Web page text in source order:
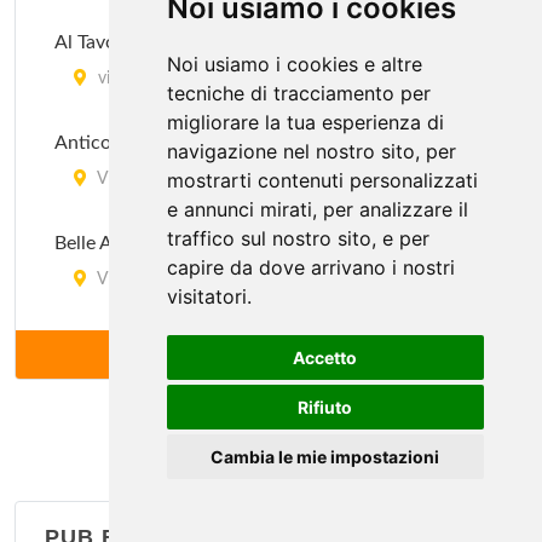
Noi usiamo i cookies
Noi usiamo i cookies e altre
tecniche di tracciamento per
migliorare la tua esperienza di
navigazione nel nostro sito, per
mostrarti contenuti personalizzati
e annunci mirati, per analizzare il
traffico sul nostro sito, e per
capire da dove arrivano i nostri
visitatori.
Accetto
Rifiuto
Cambia le mie impostazioni
via San Vitale 71, Bologna
Dal Picchio
via dell'Arcoveggio 50, Bologna
Al Tavolaccio
via Andrea Costa 114, Bologna
Antico Caffè del Corso
Via Santo Stefano 33, Bologna
Belle Arti
Via Belle Arti 14, Bologna
Via Caduti di Cefalonia 5, Bologna
ALTRI (64)
PUB BIRRERIE